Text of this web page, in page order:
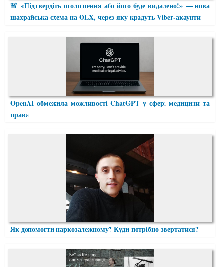
🚨 «Підтвердіть оголошення або його буде видалено!» — нова
шахрайська схема на OLX, через яку крадуть Viber-акаунти
OpenAI обмежила можливості ChatGPT у сфері медицини та
права
Як допомогти наркозалежному? Куди потрібно звертатися?